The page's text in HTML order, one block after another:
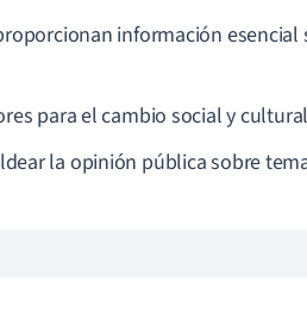
información esencial
para el cambio social y
la opinión pública sobre